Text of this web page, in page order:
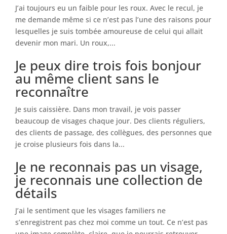
J’ai toujours eu un faible pour les roux. Avec le recul, je
me demande même si ce n’est pas l’une des raisons pour
lesquelles je suis tombée amoureuse de celui qui allait
devenir mon mari. Un roux,...
Je peux dire trois fois bonjour
au même client sans le
reconnaître
Je suis caissière. Dans mon travail, je vois passer
beaucoup de visages chaque jour. Des clients réguliers,
des clients de passage, des collègues, des personnes que
je croise plusieurs fois dans la...
Je ne reconnais pas un visage,
je reconnais une collection de
détails
J’ai le sentiment que les visages familiers ne
s’enregistrent pas chez moi comme un tout. Ce n’est pas